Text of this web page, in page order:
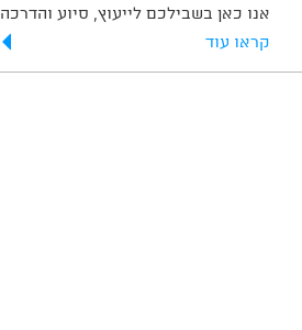
אנו כאן בשבילכם לייעוץ, סיוע והדרכה
קראו עוד